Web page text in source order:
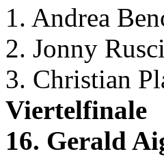
1. Andrea
2. Jonny
3. Christian
Viertelfinale
16. Gerald